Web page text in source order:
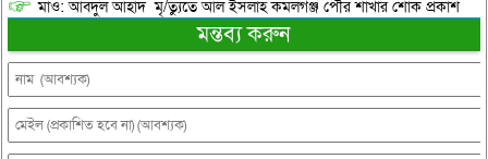
মাও: আবদুল আহাদ মৃ/ত্যুতে আল ইসলাহ কমলগঞ্জ পৌর শাখার শোক প্রকাশ
মন্তব্য করুন